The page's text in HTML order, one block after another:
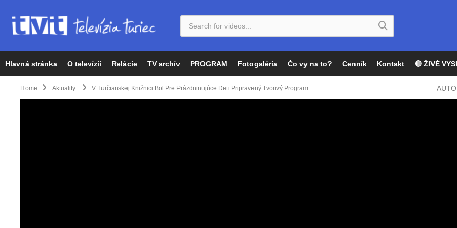
Hlavná stránka O televízii Relácie TV archív PROGRAM Fotogaléria Čo vy na to? Cenník Kontakt 🔴 ŽIVÉ
Home Aktuality V Turčianskej Knižnici Bol Pre Prázdninujúce Deti Pripravený Tvorivý Program